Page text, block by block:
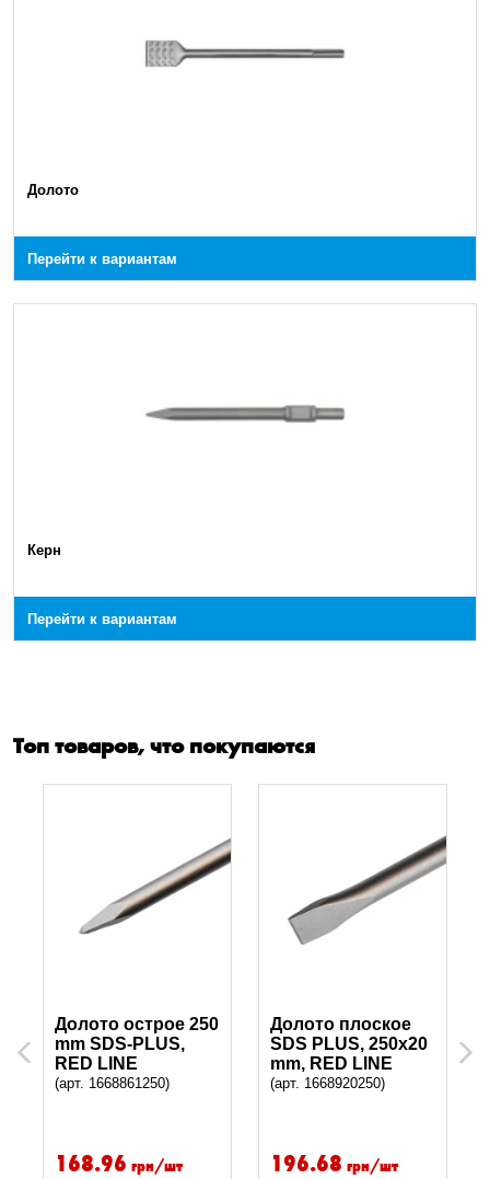
Долото
Перейти к вариантам
Керн
Перейти к вариантам
Топ товаров, что покупаются
Previous
Долото острое 250
mm SDS-PLUS,
RED LINE
(арт. 1668861250)
168.96 грн/шт
Долото плоское
SDS PLUS, 250x20
mm, RED LINE
(арт. 1668920250)
196.68 грн/шт
Next